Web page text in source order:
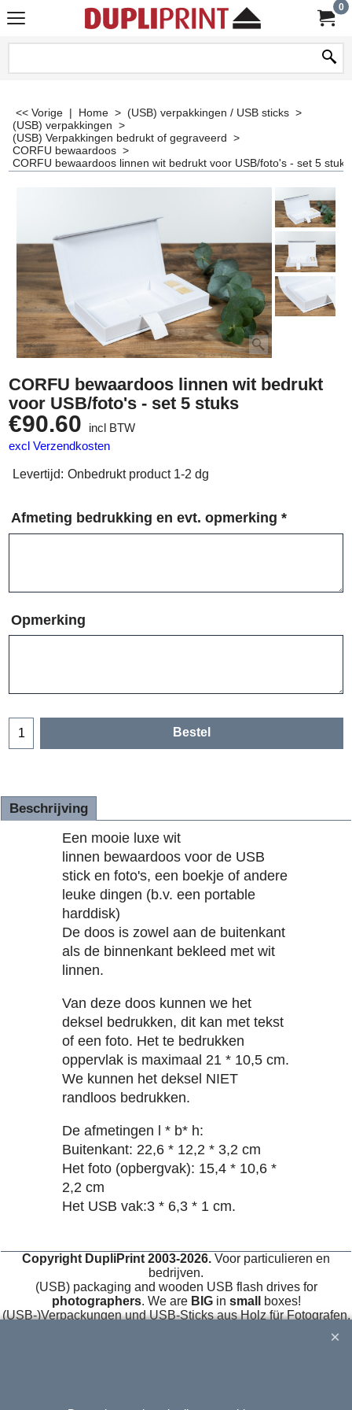
0
<< Vorige | Home > (USB) verpakkingen / USB sticks >
(USB) verpakkingen >
(USB) Verpakkingen bedrukt of gegraveerd >
CORFU bewaardoos >
CORFU bewaardoos linnen wit bedrukt voor USB/foto's - set 5 stuks
CORFU bewaardoos linnen wit bedrukt
voor USB/foto's - set 5 stuks
€90.60
incl BTW
excl Verzendkosten
Levertijd: Onbedrukt product 1-2 dg
Afmeting bedrukking en evt. opmerking *
Opmerking
Bestel
Beschrijving
Een mooie luxe wit
linnen bewaardoos voor de USB
stick en foto's, een boekje of andere
leuke dingen (b.v. een portable
harddisk)
De doos is zowel aan de buitenkant
als de binnenkant bekleed met wit
linnen.
Van deze doos kunnen we het
deksel bedrukken, dit kan met tekst
of een foto. Het te bedrukken
oppervlak is maximaal 21 * 10,5 cm.
We kunnen het deksel NIET
randloos bedrukken.
De afmetingen l * b* h:
Buitenkant: 22,6 * 12,2 * 3,2 cm
Het foto (opbergvak): 15,4 * 10,6 *
2,2 cm
Het USB vak:3 * 6,3 * 1 cm.
Copyright DupliPrint 2003-2026. Voor particulieren en
bedrijven.
(USB) packaging and wooden USB flash drives for
photographers. We are BIGin small
boxes!
(USB-)Verpackungen und USB-Sticks aus Holz für Fotografen.